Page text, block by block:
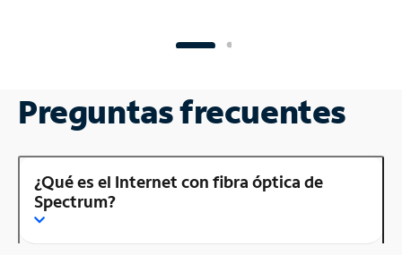
Preguntas frecuentes
¿Qué es el Internet con fibra óptica de
Spectrum?